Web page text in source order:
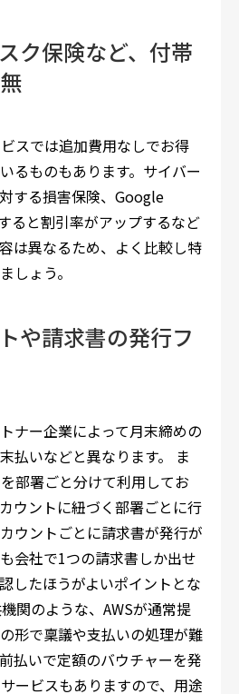
ク保険など、付帯
スでは追加費用なしでお得
るものもあります。サイバー
する損害保険、Google
ると割引率がアップするなど
は異なるため、よく比較し特
しょう。
や請求書の発行フ
ナー企業によって月末締めの
払いなどと異なります。 ま
部署ごと分けて利用してお
ウントに紐づく部署ごとに行
ウントごとに請求書が発行が
会社で1つの請求書しか出せ
したほうがよいポイントとな
関のような、AWSが通常提
形で稟議や支払いの処理が難
払いで定額のバウチャーを発
ービスもありますので、用途